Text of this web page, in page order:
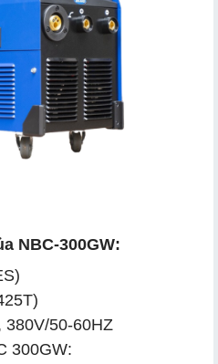
NBC-300GW:
50-60HZ
300GW: